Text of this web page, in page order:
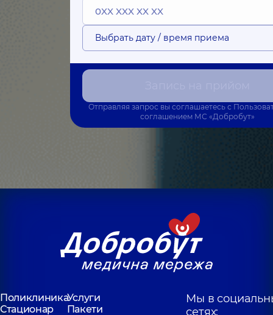
Выбрать дату / время приема
Отправляя запрос вы соглашаетесь с
соглашением МС «Добробут»
ПоликлиникаУслуги
Стационар
Пакети
Мы в
сетях: